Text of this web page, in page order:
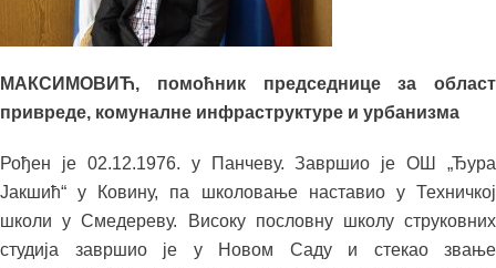
МАКСИМОВИЋ, помоћник председнице за област
привреде, комуналне инфраструктуре и урбанизма
Рођен је 02.12.1976. у Панчеву. Завршио је ОШ „Ђура
Јакшић“ у Ковину, па школовање наставио у Техничкој
школи у Смедереву. Високу пословну школу струковних
студија завршио је у Новом Саду и стекао звање